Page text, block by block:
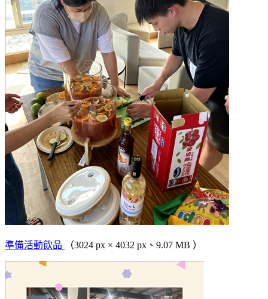
準備活動飲品 （3024 px × 4032 px、9.07 MB ）